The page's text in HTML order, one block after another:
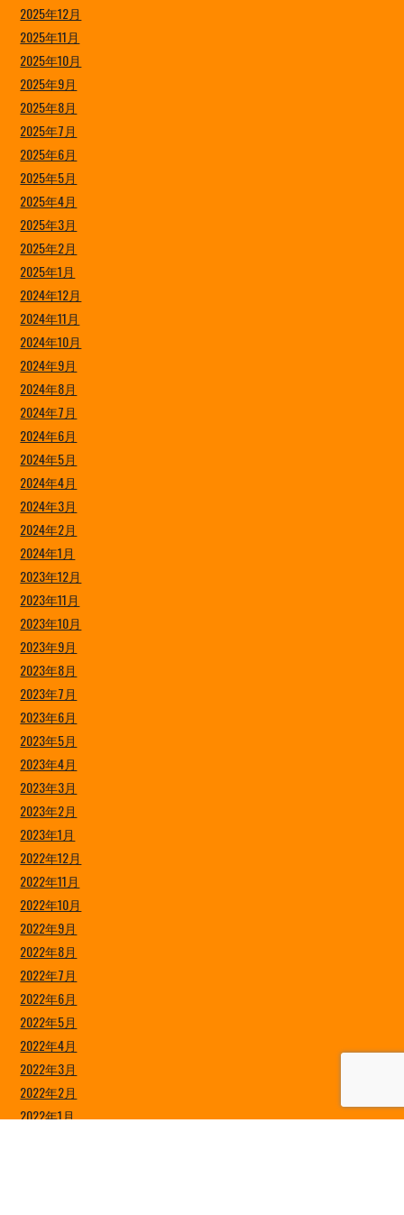
2025年12月
2025年11月
2025年10月
2025年9月
2025年8月
2025年7月
2025年6月
2025年5月
2025年4月
2025年3月
2025年2月
2025年1月
2024年12月
2024年11月
2024年10月
2024年9月
2024年8月
2024年7月
2024年6月
2024年5月
2024年4月
2024年3月
2024年2月
2024年1月
2023年12月
2023年11月
2023年10月
2023年9月
2023年8月
2023年7月
2023年6月
2023年5月
2023年4月
2023年3月
2023年2月
2023年1月
2022年12月
2022年11月
2022年10月
2022年9月
2022年8月
2022年7月
2022年6月
2022年5月
2022年4月
2022年3月
2022年2月
2022年1月